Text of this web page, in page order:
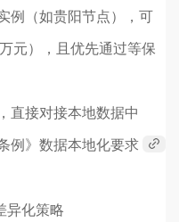
例（如贵阳节点），可
元），且优先通过等保
直接对接本地数据中
例》数据本地化要求
异化策略